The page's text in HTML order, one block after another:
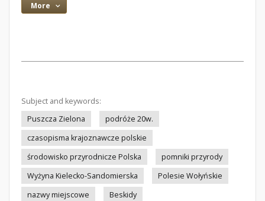
More
Subject and keywords:
Puszcza Zielona
podróże 20w.
czasopisma krajoznawcze polskie
środowisko przyrodnicze Polska
pomniki przyrody
Wyżyna Kielecko-Sandomierska
Polesie Wołyńskie
nazwy miejscowe
Beskidy